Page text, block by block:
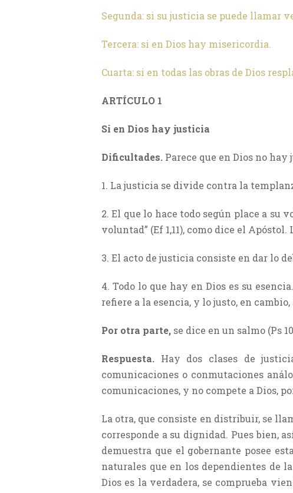
Segunda: si su justicia se puede llamar
Tercera: si en Dios hay misericordia.
Cuarta: si en todas las obras de Dios
ARTÍCULO 1
Si en Dios hay justicia
Dificultades. Parece que en Dios no hay
1. La justicia se divide contra la
2. El que lo hace todo según place a su
voluntad” (Ef 1,11), como dice el
3. El acto de justicia consiste en dar lo
4. Todo lo que hay en Dios es su
refiere a la esencia, y lo justo, en
Por otra parte, se dice en un salmo (Ps
Respuesta. Hay dos clases de
comunicaciones o conmutaciones
comunicaciones, y no compete a Dios,
La otra, que consiste en distribuir, se
corresponde a su dignidad. Pues bien,
demuestra que el gobernante posee
naturales que en los dependientes de
Dios es la verdadera, se comprueba